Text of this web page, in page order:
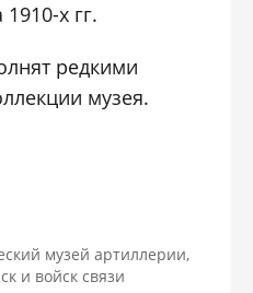
х гг.
редкими
музея.
музей артиллерии,
и войск связи